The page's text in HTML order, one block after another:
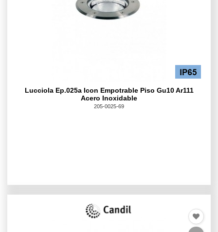
Lucciola Ep.025a Icon Empotrable Piso Gu10 Ar111
Acero Inoxidable
205-0025-69